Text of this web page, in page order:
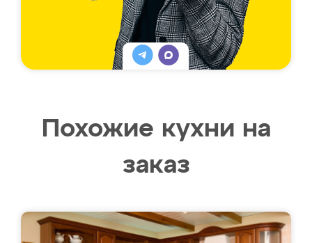
Похожие кухни на
заказ